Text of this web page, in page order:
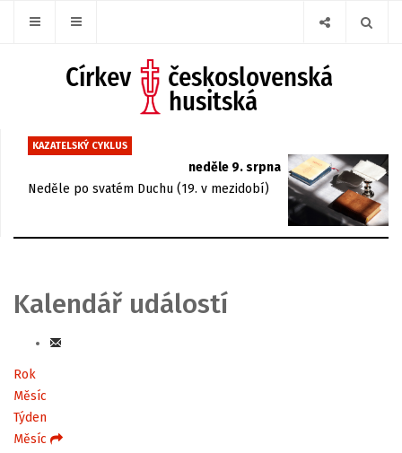
KAZATELSKÝ CYKLUS
neděle 9. srpna
Neděle po svatém Duchu (19. v mezidobí)
Kalendář událostí
Rok
Měsíc
Týden
Měsíc